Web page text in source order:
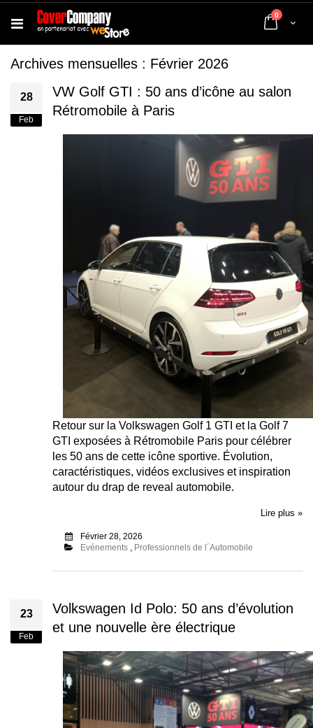
Cart
0 articles
Archives mensuelles : Février 2026
28
Feb
VW Golf GTI : 50 ans d’icône au salon
Rétromobile à Paris
Retour sur la Volkswagen Golf 1 GTI et la Golf 7
GTI exposées à Rétromobile Paris pour célébrer
les 50 ans de cette icône sportive. Évolution,
caractéristiques, vidéos exclusives et inspiration
autour du drap de reveal automobile.
Lire plus »
Février 28, 2026
Evénements, Professionnels de l´Automobile
23
Feb
Volkswagen Id Polo: 50 ans d’évolution
et une nouvelle ère électrique